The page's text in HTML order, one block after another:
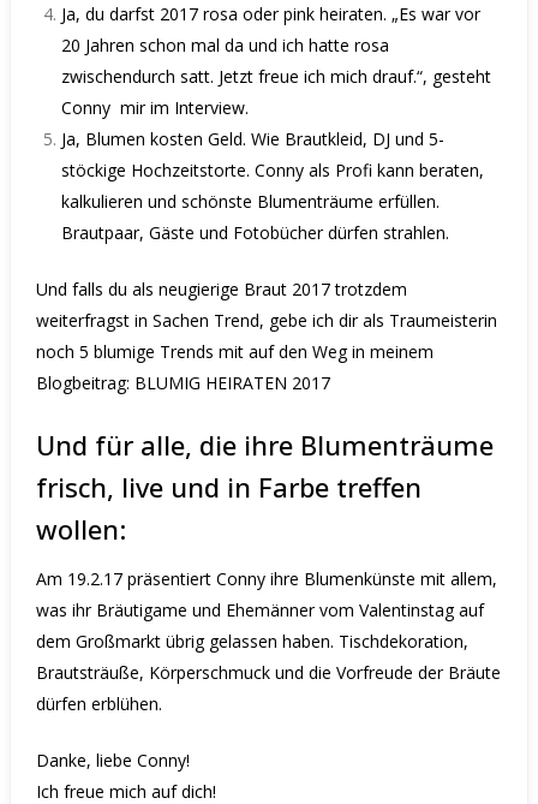
Ja, du darfst 2017 rosa oder pink heiraten. „Es war vor
20 Jahren schon mal da und ich hatte rosa
zwischendurch satt. Jetzt freue ich mich drauf.“, gesteht
Conny mir im Interview.
Ja, Blumen kosten Geld. Wie Brautkleid, DJ und 5-
stöckige Hochzeitstorte. Conny als Profi kann beraten,
kalkulieren und schönste Blumenträume erfüllen.
Brautpaar, Gäste und Fotobücher dürfen strahlen.
Und falls du als neugierige Braut 2017 trotzdem
weiterfragst in Sachen Trend, gebe ich dir als Traumeisterin
noch 5 blumige Trends mit auf den Weg in meinem
Blogbeitrag: BLUMIG HEIRATEN 2017
Und für alle, die ihre Blumenträume
frisch, live und in Farbe treffen
wollen:
Am 19.2.17 präsentiert Conny ihre Blumenkünste mit allem,
was ihr Bräutigame und Ehemänner vom Valentinstag auf
dem Großmarkt übrig gelassen haben. Tischdekoration,
Brautsträuße, Körperschmuck und die Vorfreude der Bräute
dürfen erblühen.
Danke, liebe Conny!
Ich freue mich auf dich!